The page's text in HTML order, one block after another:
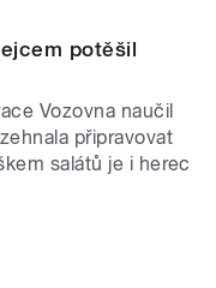
potěšil
Vozovna naučil
připravovat
salátů je i herec